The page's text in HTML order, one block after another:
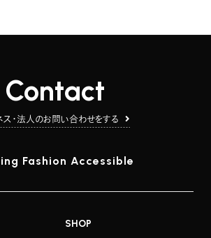
Contact
ス・法人のお問い合わせをする
Fashion Accessible
SHOP